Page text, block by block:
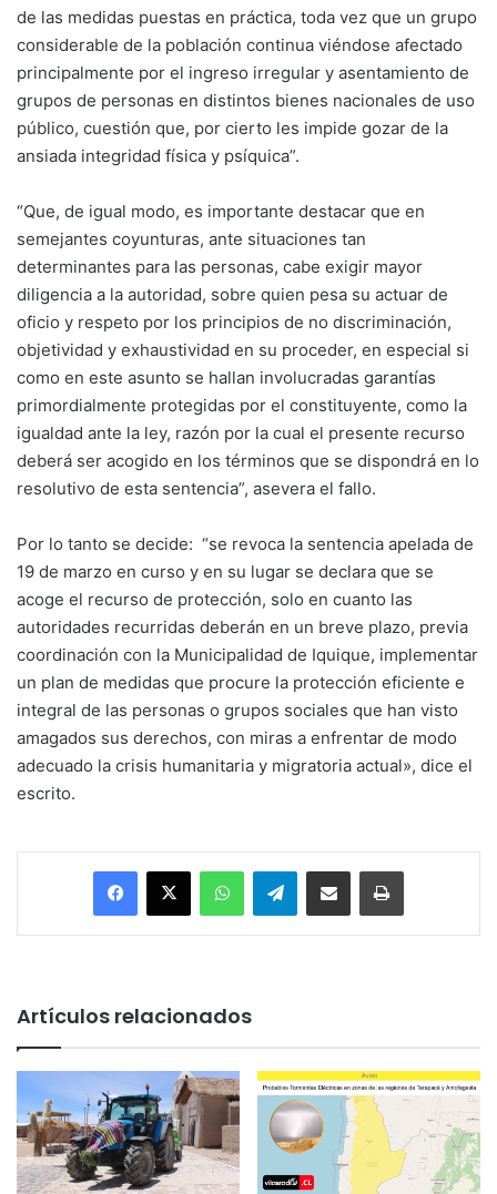
de las medidas puestas en práctica, toda vez que un grupo
considerable de la población continua viéndose afectado
principalmente por el ingreso irregular y asentamiento de
grupos de personas en distintos bienes nacionales de uso
público, cuestión que, por cierto les impide gozar de la
ansiada integridad física y psíquica”.
“Que, de igual modo, es importante destacar que en
semejantes coyunturas, ante situaciones tan
determinantes para las personas, cabe exigir mayor
diligencia a la autoridad, sobre quien pesa su actuar de
oficio y respeto por los principios de no discriminación,
objetividad y exhaustividad en su proceder, en especial si
como en este asunto se hallan involucradas garantías
primordialmente protegidas por el constituyente, como la
igualdad ante la ley, razón por la cual el presente recurso
deberá ser acogido en los términos que se dispondrá en lo
resolutivo de esta sentencia”, asevera el fallo.
Por lo tanto se decide: “se revoca la sentencia apelada de
19 de marzo en curso y en su lugar se declara que se
acoge el recurso de protección, solo en cuanto las
autoridades recurridas deberán en un breve plazo, previa
coordinación con la Municipalidad de Iquique, implementar
un plan de medidas que procure la protección eficiente e
integral de las personas o grupos sociales que han visto
amagados sus derechos, con miras a enfrentar de modo
adecuado la crisis humanitaria y migratoria actual», dice el
escrito.
Facebook
X WhatsAppTelegramEnviar vía email Imprimir
Artículos relacionados